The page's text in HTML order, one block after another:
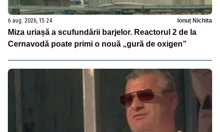
6 aug. 2026, 15:24 Ionuț Nichita
Miza uriașă a scufundării barjelor. Reactorul 2 de la
Cernavodă poate primi o nouă „gură de oxigen”